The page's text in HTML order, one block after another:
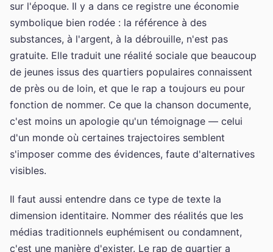
sur l'époque. Il y a dans ce registre une économie
symbolique bien rodée : la référence à des
substances, à l'argent, à la débrouille, n'est pas
gratuite. Elle traduit une réalité sociale que beaucoup
de jeunes issus des quartiers populaires connaissent
de près ou de loin, et que le rap a toujours eu pour
fonction de nommer. Ce que la chanson documente,
c'est moins un apologie qu'un témoignage — celui
d'un monde où certaines trajectoires semblent
s'imposer comme des évidences, faute d'alternatives
visibles.
Il faut aussi entendre dans ce type de texte la
dimension identitaire. Nommer des réalités que les
médias traditionnels euphémisent ou condamnent,
c'est une manière d'exister. Le rap de quartier a